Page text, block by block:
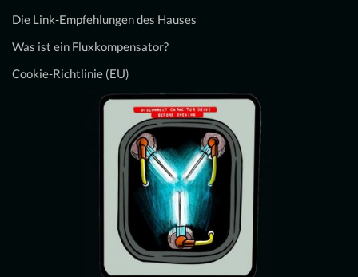
Die Link-Empfehlungen des Hauses
Was ist ein Fluxkompensator?
Cookie-Richtlinie (EU)